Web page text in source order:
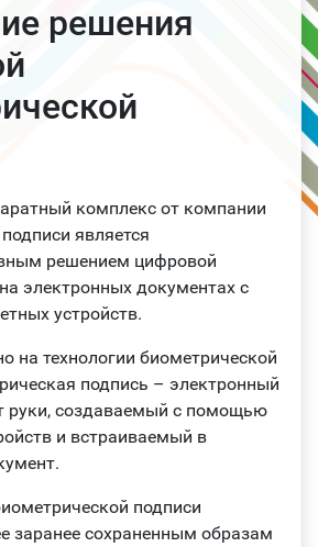
решения
комплекс от компании
является
решением цифровой
электронных документах с
устройств.
на технологии биометрической
подпись – электронный
руки, создаваемый с помощью
и встраиваемый в
подписи
заранее сохраненным образам